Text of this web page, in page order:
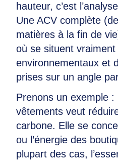
hauteur, c’est
Une ACV complète
matières à la fin de
où se situent
environnementaux et
prises sur un angle
Prenons un exemple
vêtements veut
carbone. Elle se
ou l’énergie des
plupart des cas,